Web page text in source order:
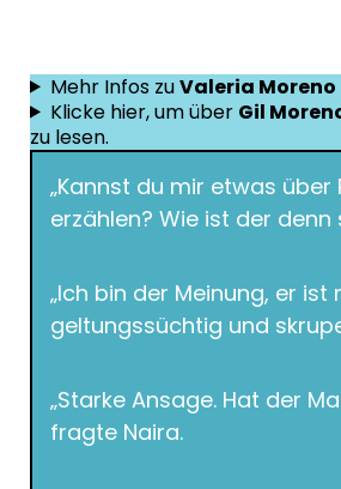
Mehr Infos zuValeria Moreno
Klicke hier, um über Gil
zu lesen.
„Kannst du mir etwas über
erzählen? Wie ist der denn
„Ich bin der Meinung, er
geltungssüchtig und
„Starke Ansage. Hat der
fragte Naira.